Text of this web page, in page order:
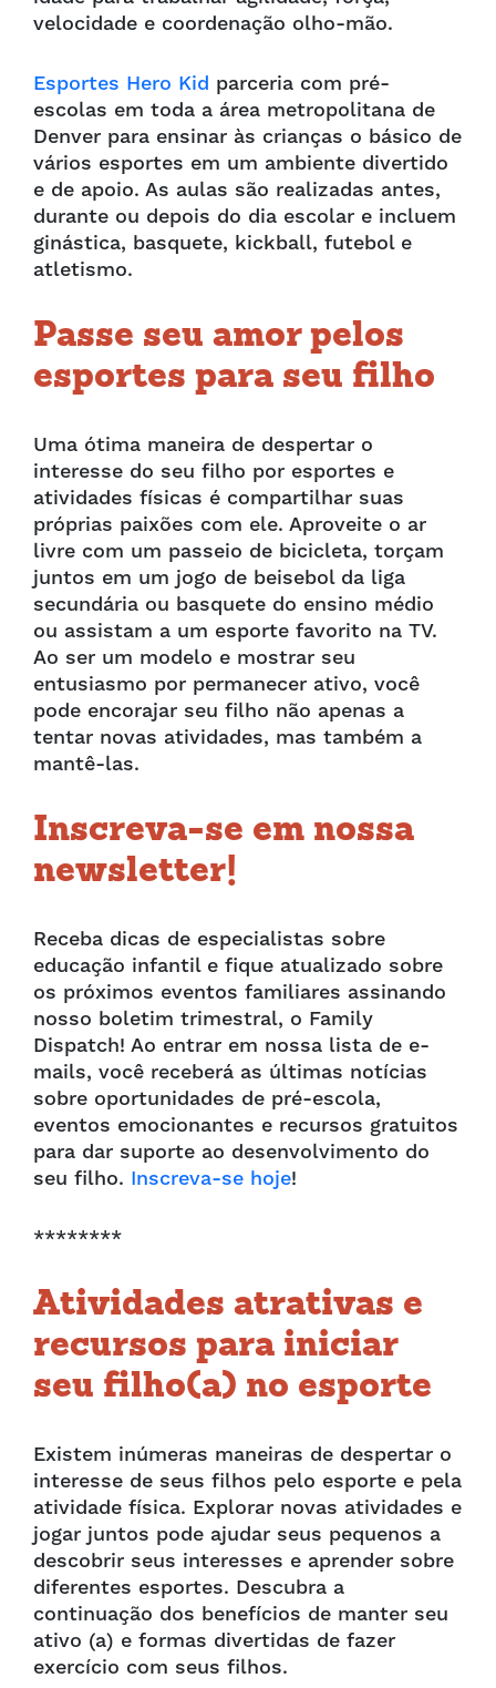
velocidade e coordenação olho-mão.
Esportes Hero Kid parceria com pré-
escolas em toda a área metropolitana de
Denver para ensinar às crianças o básico de
vários esportes em um ambiente divertido
e de apoio. As aulas são realizadas antes,
durante ou depois do dia escolar e incluem
ginástica, basquete, kickball, futebol e
atletismo.
Passe seu amor pelos
esportes para seu filho
Uma ótima maneira de despertar o
interesse do seu filho por esportes e
atividades físicas é compartilhar suas
próprias paixões com ele. Aproveite o ar
livre com um passeio de bicicleta, torçam
juntos em um jogo de beisebol da liga
secundária ou basquete do ensino médio
ou assistam a um esporte favorito na TV.
Ao ser um modelo e mostrar seu
entusiasmo por permanecer ativo, você
pode encorajar seu filho não apenas a
tentar novas atividades, mas também a
mantê-las.
Inscreva-se em nossa
newsletter!
Receba dicas de especialistas sobre
educação infantil e fique atualizado sobre
os próximos eventos familiares assinando
nosso boletim trimestral, o Family
Dispatch! Ao entrar em nossa lista de e-
mails, você receberá as últimas notícias
sobre oportunidades de pré-escola,
eventos emocionantes e recursos gratuitos
para dar suporte ao desenvolvimento do
seu filho. Inscreva-se hoje!
********
Atividades atrativas e
recursos para iniciar
seu filho(a) no esporte
Existem inúmeras maneiras de despertar o
interesse de seus filhos pelo esporte e pela
atividade física. Explorar novas atividades e
jogar juntos pode ajudar seus pequenos a
descobrir seus interesses e aprender sobre
diferentes esportes. Descubra a
continuação dos benefícios de manter seu
ativo (a) e formas divertidas de fazer
exercício com seus filhos.